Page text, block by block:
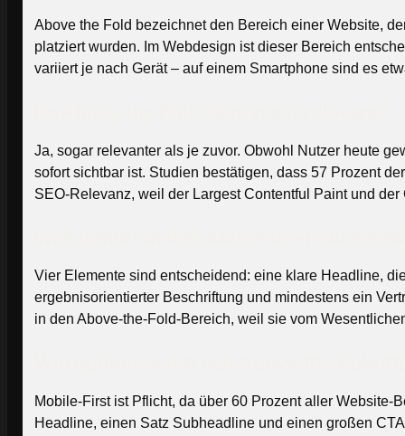
Above the Fold bezeichnet den Bereich einer Website,
platziert wurden. Im Webdesign ist dieser Bereich
variiert je nach Gerät – auf einem Smartphone sind es
Ja, sogar relevanter als je zuvor. Obwohl Nutzer heute
sofort sichtbar ist. Studien bestätigen, dass 57 Prozent
SEO-Relevanz, weil der Largest Contentful Paint und
Vier Elemente sind entscheidend: eine klare Headline,
ergebnisorientierter Beschriftung und mindestens ein
in den Above-the-Fold-Bereich, weil sie vom
Mobile-First ist Pflicht, da über 60 Prozent aller
Headline, einen Satz Subheadline und einen großen